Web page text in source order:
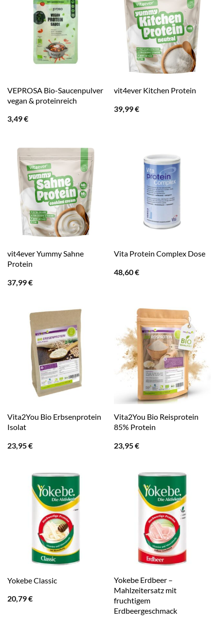
VEPROSA Bio-Saucenpulver
vegan & proteinreich
3,49€
vit4ever Kitchen Protein
39,99€
vit4ever Yummy Sahne
Protein
37,99€
Vita Protein Complex Dose
48,60€
Vita2You Bio Erbsenprotein
Isolat
23,95€
Vita2You Bio Reisprotein
85% Protein
23,95€
Yokebe Classic
20,79€
Yokebe Erdbeer –
Mahlzeitersatz mit
fruchtigem
Erdbeergeschmack